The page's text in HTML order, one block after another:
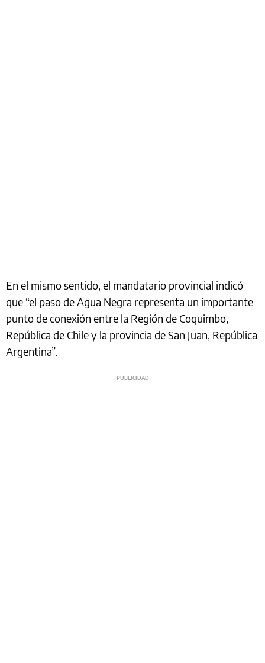
En el mismo sentido, el mandatario provincial indicó
que “el paso de Agua Negra representa un importante
punto de conexión entre la Región de Coquimbo,
República de Chile y la provincia de San Juan, República
Argentina”.